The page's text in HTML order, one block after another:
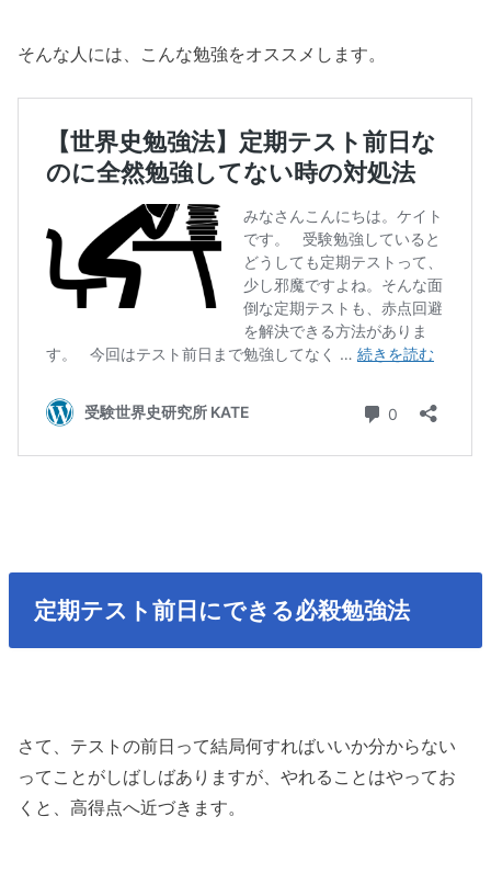
そんな人には、こんな勉強をオススメします。
定期テスト前日にできる必殺勉強法
さて、テストの前日って結局何すればいいか分からない
ってことがしばしばありますが、やれることはやってお
くと、高得点へ近づきます。